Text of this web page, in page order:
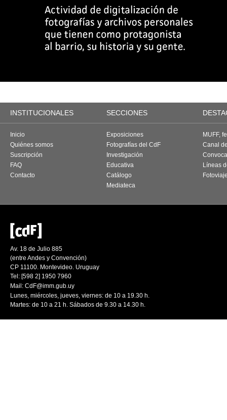
INSTITUCIONALES SECCIONES
Inicio
Quiénes somos
Suscripción
FAQ
Contacto
Exposiciones
Fotografías del CdF
Investigación
Educativa
Catálogo
Mediateca
MUFF,
Canal
Líneas
Av. 18 de Julio 885
(entre Andes y Convención)
CP 11100. Montevideo. Uruguay
Tel: [598 2] 1950 7960
Mail: CdF@imm.gub.uy
Lunes, miércoles, jueves, viernes: de 10 a 19.30 h.
Martes: de 10 a 21 h. Sábados de 9.30 a 14.30 h.